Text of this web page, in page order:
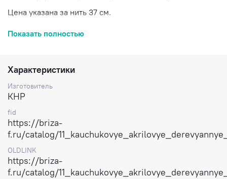
Цена указана за нить 37 см.
Доставка по России.
Показать полностью
Характеристики
Изготовитель
КНР
fid
https://briza-
f.ru/catalog/
OLDLINK
https://briza-
f.ru/catalog/